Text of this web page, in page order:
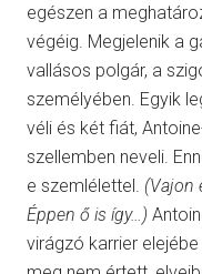
egészen a
végéig. Megjelenik a
vallásos polgár, a
személyében. Egyik
véli és két fiát,
szellemben neveli.
e szemlélettel. (Vajon
Éppen ő is így…)
virágzó karrier